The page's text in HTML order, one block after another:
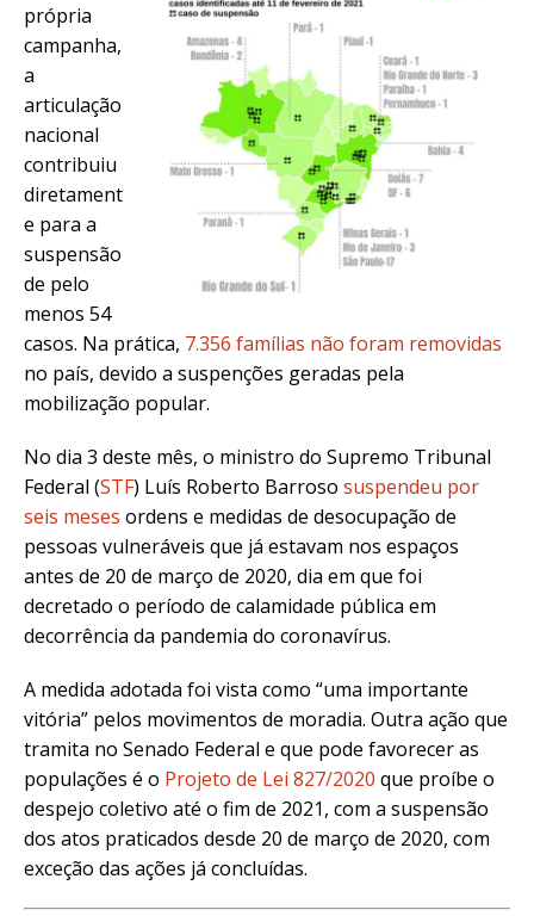
própria
campanha,
a
articulação
nacional
contribuiu
diretament
e para a
suspensão
de pelo
menos 54
casos. Na prática, 7.356 famílias não foram removidas
no país, devido a suspenções geradas pela
mobilização popular.
No dia 3 deste mês, o ministro do Supremo Tribunal
Federal (STF) Luís Roberto Barroso suspendeu por
seis meses ordens e medidas de desocupação de
pessoas vulneráveis que já estavam nos espaços
antes de 20 de março de 2020, dia em que foi
decretado o período de calamidade pública em
decorrência da pandemia do coronavírus.
A medida adotada foi vista como “uma importante
vitória” pelos movimentos de moradia. Outra ação que
tramita no Senado Federal e que pode favorecer as
populações é o Projeto de Lei 827/2020 que proíbe o
despejo coletivo até o fim de 2021, com a suspensão
dos atos praticados desde 20 de março de 2020, com
exceção das ações já concluídas.